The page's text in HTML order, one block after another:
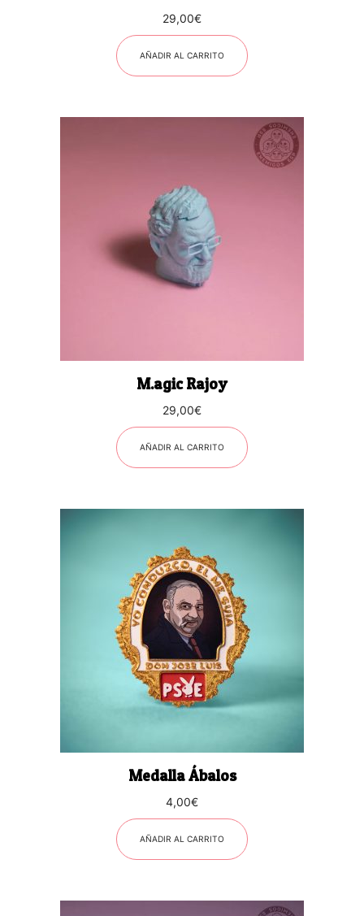
29,00€
AÑADIR AL CARRITO
M.agic Rajoy
29,00€
AÑADIR AL CARRITO
Medalla Ábalos
4,00€
AÑADIR AL CARRITO